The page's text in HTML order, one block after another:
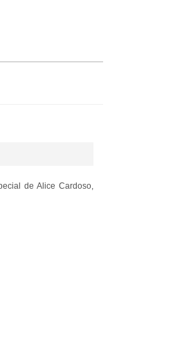
de Alice Cardoso,